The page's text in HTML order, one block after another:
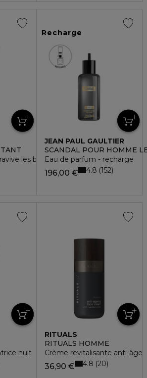
les blonds à blonds très clairs
Recharge
JEAN PAUL GAULTIER
SCANDAL POUR HOMME
Eau de parfum - recharge
196,00 € 4.8 152
nuit
RITUALS
RITUALS HOMME
Crème revitalisante anti-âge
36,90 € 4.8 20